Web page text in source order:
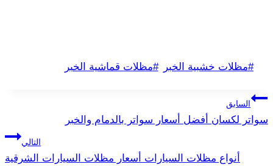
وسوم
#مظلات خشبية الخبر #مظلات قماشية الخبر
تصفّح
المقالات
السابق
سواتر لكسان أفضل أسعار سواتر بالدمام والخبر
التالي
أنواع مظلات السيارات أسعار مظلات السيارات الشرقية